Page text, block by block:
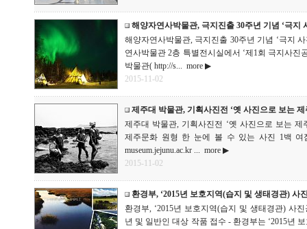
해양자연사박물관, 극지진출 30주년 기념 ‘극지
해양자연사박물관, 극지진출 30주년 기념 ‘극지
연사박물관 2층 특별전시실에서 ‘제1회 극지사진
박물관( http://s... more ▶
2015-11-02
제주대 박물관, 기획사진전 ‘옛 사진으로 보는
제주대 박물관, 기획사진전 ‘옛 사진으로 보는 제
제주문화 원형 한 눈에 볼 수 있는 사진 1백 여
museum.jejunu.ac.kr ... more ▶
2015-11-02
환경부, ‘2015년 보호지역(습지 및 생태경관) 사
환경부, ‘2015년 보호지역(습지 및 생태경관) 사
년 및 일반인 대상 작품 접수 - 환경부는 ‘2015년